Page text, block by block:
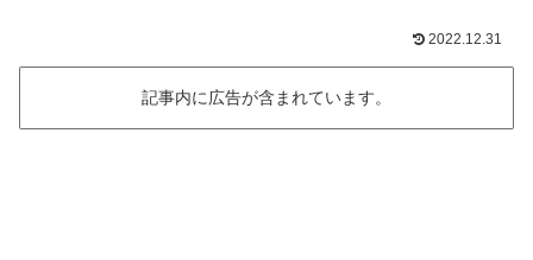
2022.12.31
記事内に広告が含まれています。